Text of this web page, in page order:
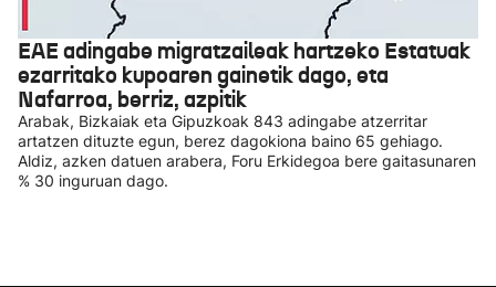
EAE adingabe migratzaileak hartzeko Estatuak
ezarritako kupoaren gainetik dago, eta
Nafarroa, berriz, azpitik
Arabak, Bizkaiak eta Gipuzkoak 843 adingabe atzerritar
artatzen dituzte egun, berez dagokiona baino 65 gehiago.
Aldiz, azken datuen arabera, Foru Erkidegoa bere gaitasunaren
% 30 inguruan dago.